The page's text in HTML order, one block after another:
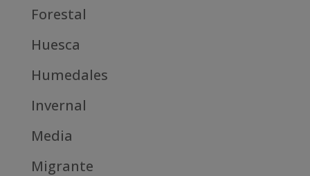
Forestal
Huesca
Humedales
Invernal
Media
Migrante